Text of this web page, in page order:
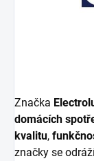
Značka
domácích
kvalitu,
značky se